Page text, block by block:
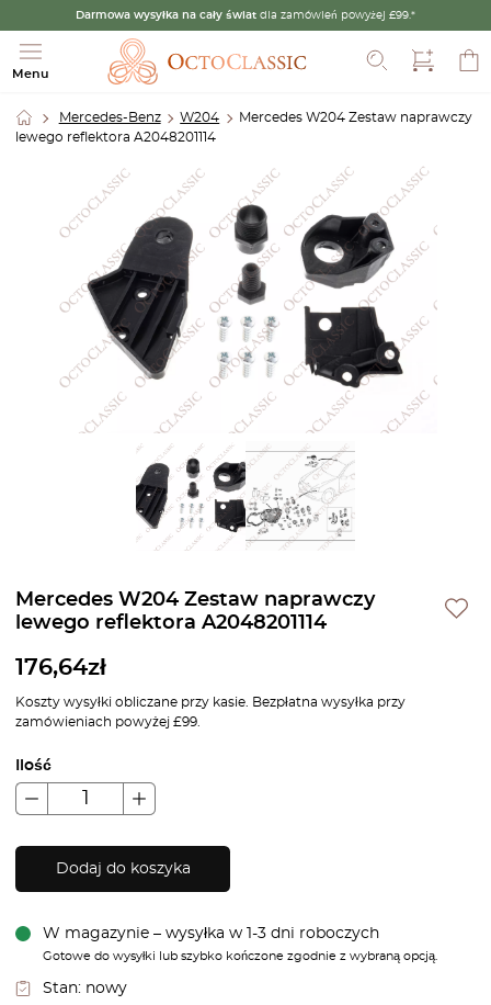
Darmowa wysyłka na cały świat dla zamówień powyżej £99.*
Menu
Szukaj
Mercedes-Benz W204
Mercedes W204 Zestaw naprawczy
lewego reflektora A2048201114
Mercedes W204 Zestaw naprawczy
lewego reflektora A2048201114
176,64zł
Koszty wysyłki obliczane przy kasie. Bezpłatna wysyłka przy
zamówieniach powyżej £99.
Ilość
Dodaj do koszyka
W magazynie – wysyłka w 1-3 dni roboczych
Gotowe do wysyłki lub szybko kończone zgodnie z wybraną opcją.
Stan: nowy